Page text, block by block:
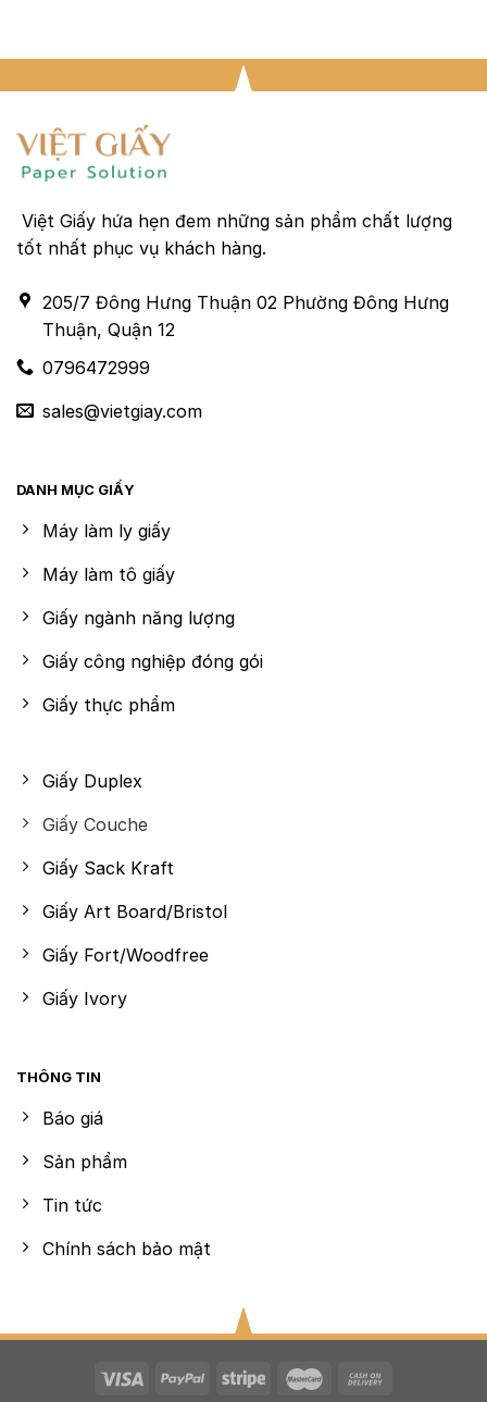
Việt Giấy hứa hẹn đem những sản phẩm chất lượng
tốt nhất phục vụ khách hàng.
205/7 Đông Hưng Thuận 02 Phường Đông Hưng
Thuận, Quận 12
0796472999
sales@vietgiay.com
DANH MỤC GIẤY
Máy làm ly giấy
Máy làm tô giấy
Giấy ngành năng lượng
Giấy công nghiệp đóng gói
Giấy thực phẩm
Giấy Duplex
Giấy Couche
Giấy Sack Kraft
Giấy Art Board/Bristol
Giấy Fort/Woodfree
Giấy Ivory
THÔNG TIN
Báo giá
Sản phẩm
Tin tức
Chính sách bảo mật